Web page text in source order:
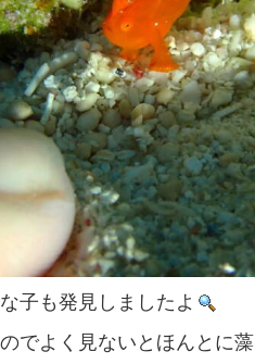
子も発見しましたよ
でよく見ないとほんとに